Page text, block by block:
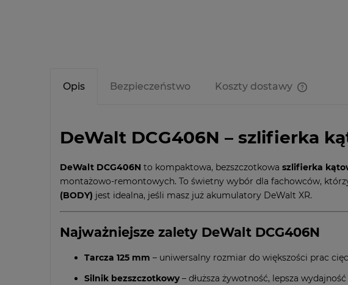
Opis Bezpieczeństwo Koszty dostawy
DeWalt DCG406N – szlifierka
DeWalt DCG406N to kompaktowa, bezszczotkowa szlifierka
montażowo-remontowych. To świetny wybór dla fachowców,
(BODY) jest idealna, jeśli masz już akumulatory DeWalt XR.
Najważniejsze zalety DeWalt DCG406N
Tarcza 125 mm – uniwersalny rozmiar do większości prac
Silnik bezszczotkowy– dłuższa żywotność, lepsza